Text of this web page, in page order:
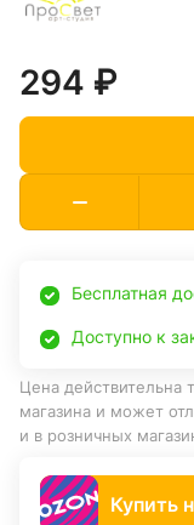
294 ₽
Бесплатная
Доступно к
Цена действительна
магазина и может
и в розничных
Купить